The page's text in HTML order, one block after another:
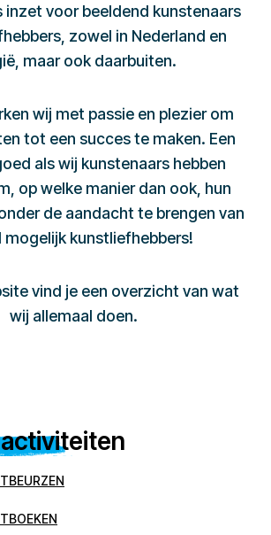
inzet voor beeldend kunstenaars
zowel in Nederland en
maar ook daarbuiten.
wij met passie en plezier om
tot een succes te maken. Een
als wij kunstenaars hebben
op welke manier dan ook, hun
de aandacht te brengen van
mogelijk kunstliefhebbers!
vind je een overzicht van wat
wij allemaal doen.